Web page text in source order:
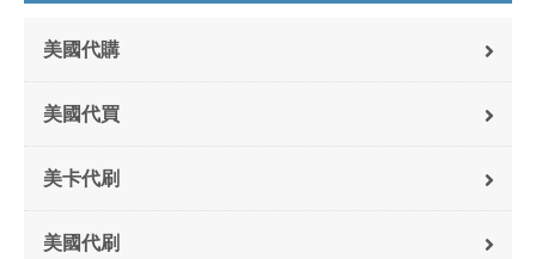
美國代購
美國代買
美卡代刷
美國代刷